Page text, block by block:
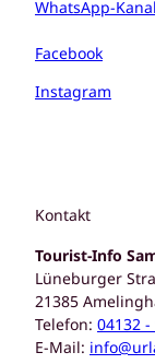
WhatsApp-Kanal
Facebook
Instagram
Kontakt
Tourist-Info
Lüneburger
21385
Telefon: 04132 -
E-Mail: